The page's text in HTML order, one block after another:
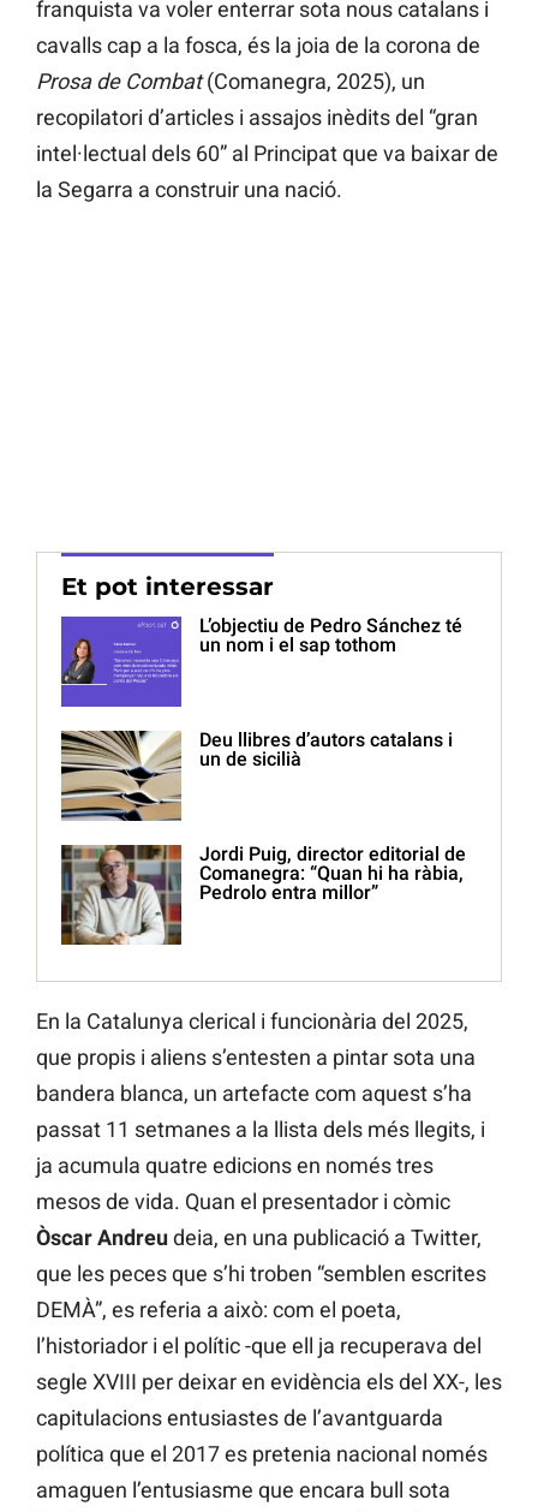
franquista va voler enterrar sota nous catalans i
cavalls cap a la fosca, és la joia de la corona de
Prosa de Combat(Comanegra, 2025), un
recopilatori d’articles i assajos inèdits del “gran
intel·lectual dels 60” al Principat que va baixar de
la Segarra a construir una nació.
Et pot interessar
L’objectiu de Pedro Sánchez té
un nom i el sap tothom
Deu llibres d’autors catalans i
un de sicilià
Jordi Puig, director editorial de
Comanegra: “Quan hi ha ràbia,
Pedrolo entra millor”
En la Catalunya clerical i funcionària del 2025,
que propis i aliens s’entesten a pintar sota una
bandera blanca, un artefacte com aquest s’ha
passat 11 setmanes a la llista dels més llegits, i
ja acumula quatre edicions en només tres
mesos de vida. Quan el presentador i còmic
ÒscarAndreudeia, en una publicació a Twitter,
que les peces que s’hi troben “semblen escrites
DEMÀ”, es referia a això: com el poeta,
l’historiador i el polític -que ell ja recuperava del
segle XVIII per deixar en evidència els del XX-, les
capitulacions entusiastes de l’avantguarda
política que el 2017 es pretenia nacional només
amaguen l’entusiasme que encara bull sota